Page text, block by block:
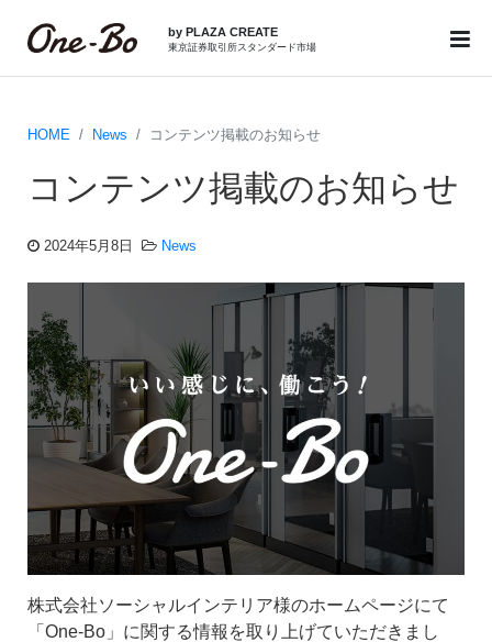
by PLAZA CREATE
東京証券取引所スタンダード市場
HOME News コンテンツ掲載のお知らせ
コンテンツ掲載のお知らせ
2024年5月8日 News
株式会社ソーシャルインテリア様のホームページにて
「One-Bo」に関する情報を取り上げていただきまし